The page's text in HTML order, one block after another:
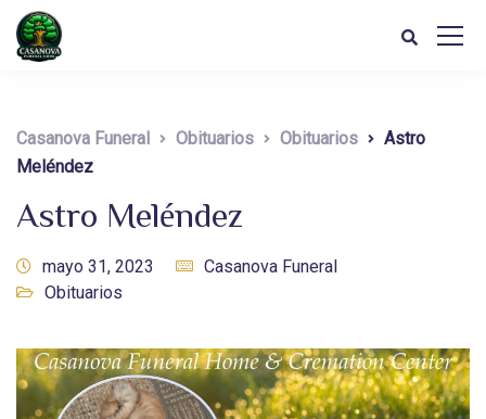
Casanova Funeral Obituarios Obituarios
Astro
Meléndez
Astro Meléndez
mayo 31, 2023
Casanova Funeral
Obituarios